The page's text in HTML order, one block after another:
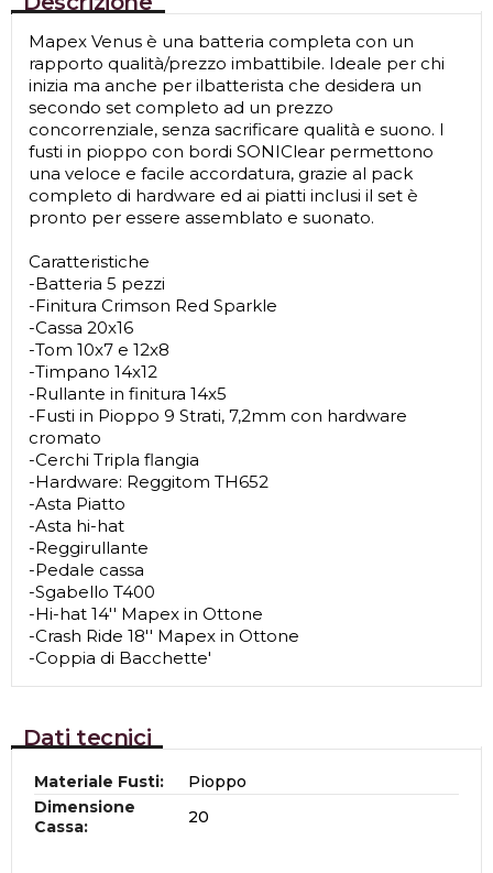
Mapex Venus è una batteria completa con un
rapporto qualità/prezzo imbattibile. Ideale per chi
inizia ma anche per ilbatterista che desidera un
secondo set completo ad un prezzo
concorrenziale, senza sacrificare qualità e suono. I
fusti in pioppo con bordi SONIClear permettono
una veloce e facile accordatura, grazie al pack
completo di hardware ed ai piatti inclusi il set è
pronto per essere assemblato e suonato.
Caratteristiche
-Batteria 5 pezzi
-Finitura Crimson Red Sparkle
-Cassa 20x16
-Tom 10x7 e 12x8
-Timpano 14x12
-Rullante in finitura 14x5
-Fusti in Pioppo 9 Strati, 7,2mm con hardware
cromato
-Cerchi Tripla flangia
-Hardware: Reggitom TH652
-Asta Piatto
-Asta hi-hat
-Reggirullante
-Pedale cassa
-Sgabello T400
-Hi-hat 14'' Mapex in Ottone
-Crash Ride 18'' Mapex in Ottone
-Coppia di Bacchette'
Dati tecnici
Materiale Fusti:
Pioppo
Dimensione
Cassa:
20